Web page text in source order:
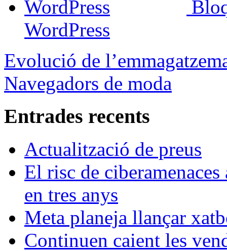
WordPress
Evolució de
Navegadors de moda
Entrades recents
Actualització de preus
El risc de
en tres anys
Meta planeja llançar
Continuen caient les